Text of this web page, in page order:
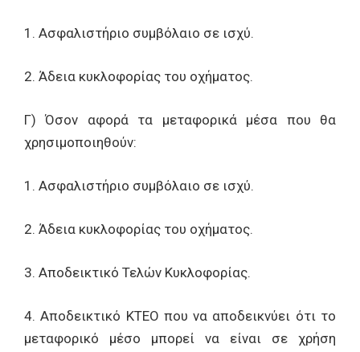
1. Ασφαλιστήριο συμβόλαιο σε ισχύ.
2. Άδεια κυκλοφορίας του οχήματος.
Γ) Όσον αφορά τα μεταφορικά μέσα που θα
χρησιμοποιηθούν:
1. Ασφαλιστήριο συμβόλαιο σε ισχύ.
2. Άδεια κυκλοφορίας του οχήματος.
3. Αποδεικτικό Τελών Κυκλοφορίας.
4. Αποδεικτικό ΚΤΕΟ που να αποδεικνύει ότι το
μεταφορικό μέσο μπορεί να είναι σε χρήση